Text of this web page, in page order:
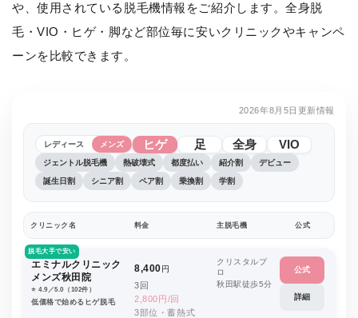
や、使用されている脱毛機情報をご紹介します。全身脱
毛・VIO・ヒゲ・脚など部位毎に安いクリニックやキャンペ
ーンを比較できます。
2026年8月5日更新情報
レディース メンズ ヒゲ 足 全身 VIO
ジェントル脱毛機 熱破壊式 都度払い 紹介割 デビュー
誕生日割 シニア割 ペア割 乗換割 学割
クリニック名 料金 主脱毛機 公式
脱毛大手で安い
エミナルクリニック
メンズ秋田院
⭐️ 4.9／5.0（102件）
低価格で始めるヒゲ脱毛
8,400円
3回
2,800円/回
3部位・蓄熱式
クリスタルプ
ロ
秋田駅徒歩5分
公式
詳細